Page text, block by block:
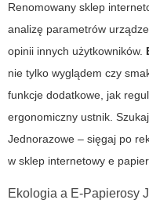
Renomowany sklep
analizę parametrów
opinii innych użytkowników.
nie tylko wyglądem czy
funkcje dodatkowe, jak
ergonomiczny ustnik.
Jednorazowe – sięgaj po
w sklep internetowy e
Ekologia a E-Papierosy